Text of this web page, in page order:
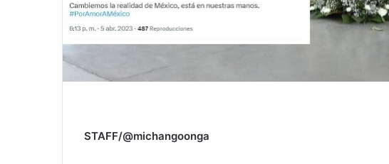
STAFF/@michangoonga